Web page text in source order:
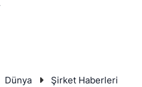
Dünya
Şirket Haberleri